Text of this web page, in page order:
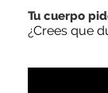
Tu cuerpo
¿Crees que